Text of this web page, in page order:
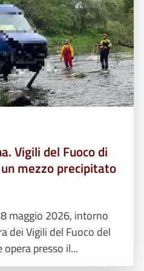
Vigili del Fuoco di
mezzo precipitato
maggio 2026, intorno
dei Vigili del Fuoco del
presso il...